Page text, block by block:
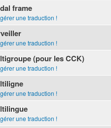
frame
une traduction !
une traduction !
(pour les CCK)
une traduction !
une traduction !
une traduction !